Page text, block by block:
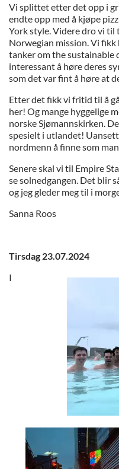
Vi splittet etter det opp i
endte opp med å kjøpe
York style. Videre dro vi til
Norwegian mission. Vi
tanker om the sustainable
interessant å høre deres
som det var fint å høre at
Etter det fikk vi fritid til å
her! Og mange hyggelige
norske Sjømannskirken.
spesielt i utlandet!
nordmenn å finne som
Senere skal vi til Empire
se solnedgangen. Det blir
og jeg gleder meg til i
Sanna Roos
Tirsdag 23.07.2024
I